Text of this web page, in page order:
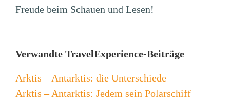
Freude beim Schauen und Lesen!
Verwandte TravelExperience-Beiträge
Arktis – Antarktis: die Unterschiede
Arktis – Antarktis: Jedem sein Polarschiff